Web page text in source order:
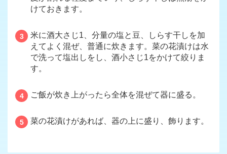
けておきます。
3
米に酒大さじ1、分量の塩と豆、しらす干しを加
えてよく混ぜ、普通に炊きます。菜の花漬けは水
で洗って塩出しをし、酒小さじ1をかけて絞りま
す。
4 ご飯が炊き上がったら全体を混ぜて器に盛る。
5 菜の花漬けがあれば、器の上に盛り、飾ります。